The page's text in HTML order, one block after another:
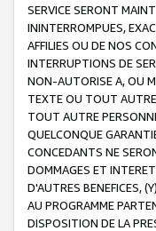
SERVICE SERONT
ININTERROMPUES,
AFFILIES OU DE NOS
INTERRUPTIONS DE
NON-AUTORISE A, OU
TEXTE OU TOUT
TOUT AUTRE
QUELCONQUE
CONCEDANTS NE
DOMMAGES ET
D'AUTRES BENEFICES,
AU PROGRAMME
DISPOSITION DE LA